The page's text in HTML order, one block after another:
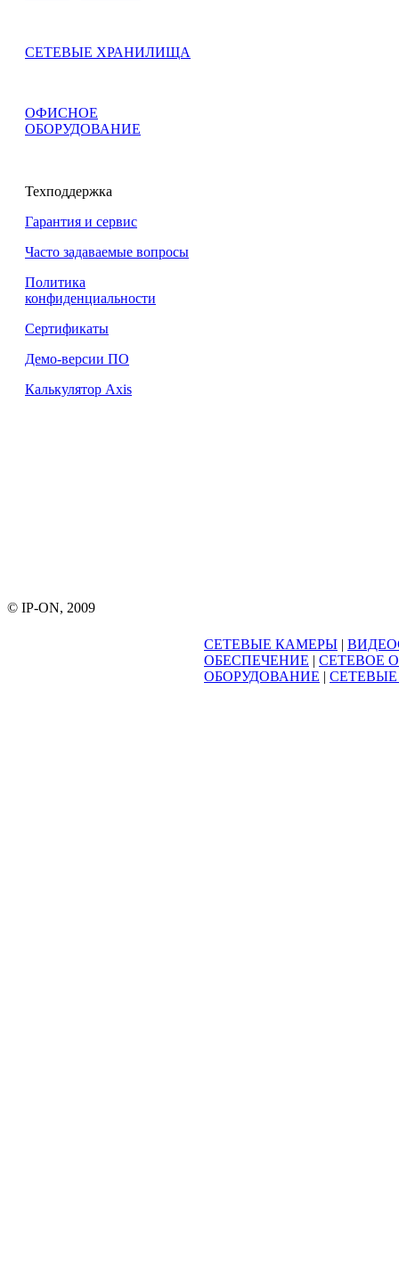
СЕТЕВЫЕ ХРАНИЛИЩА
ОФИСНОЕ
ОБОРУДОВАНИЕ
Техподдержка
Гарантия и сервис
Часто задаваемые вопросы
Политика
конфиденциальности
Сертификаты
Демо-версии ПО
Калькулятор Axis
© IP-ON, 2009
СЕТЕВЫЕ КАМЕРЫ |
ОБЕСПЕЧЕНИЕ | СЕТЕВОЕ
ОБОРУДОВАНИЕ |